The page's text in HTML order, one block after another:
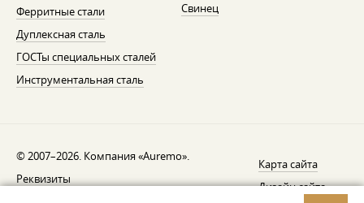
Ферритные стали
Дуплексная сталь
ГОСТы специальных сталей
Инструментальная сталь
Свинец
© 2007–2026. Компания «Auremo».
Реквизиты
Карта сайта
Дизайн сайта —